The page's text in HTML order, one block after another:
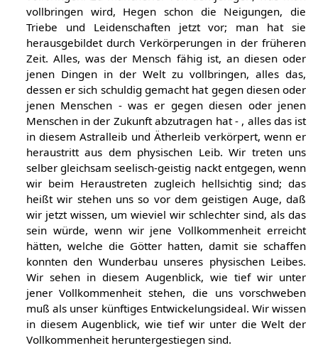
vollbringen wird, Hegen schon die Neigungen, die
Triebe und Leidenschaften jetzt vor; man hat sie
herausgebildet durch Verkörperungen in der früheren
Zeit. Alles, was der Mensch fähig ist, an diesen oder
jenen Dingen in der Welt zu vollbringen, alles das,
dessen er sich schuldig gemacht hat gegen diesen oder
jenen Menschen - was er gegen diesen oder jenen
Menschen in der Zukunft abzutragen hat - , alles das ist
in diesem Astralleib und Ätherleib verkörpert, wenn er
heraustritt aus dem physischen Leib. Wir treten uns
selber gleichsam seelisch-geistig nackt entgegen, wenn
wir beim Heraustreten zugleich hellsichtig sind; das
heißt wir stehen uns so vor dem geistigen Auge, daß
wir jetzt wissen, um wieviel wir schlechter sind, als das
sein würde, wenn wir jene Vollkommenheit erreicht
hätten, welche die Götter hatten, damit sie schaffen
konnten den Wunderbau unseres physischen Leibes.
Wir sehen in diesem Augenblick, wie tief wir unter
jener Vollkommenheit stehen, die uns vorschweben
muß als unser künftiges Entwickelungsideal. Wir wissen
in diesem Augenblick, wie tief wir unter die Welt der
Vollkommenheit heruntergestiegen sind.